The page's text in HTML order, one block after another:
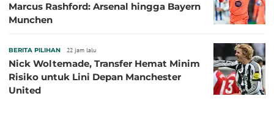
Marcus Rashford: Arsenal hingga Bayern
Munchen
BERITA PILIHAN 22 jam lalu
Nick Woltemade, Transfer Hemat Minim
Risiko untuk Lini Depan Manchester
United